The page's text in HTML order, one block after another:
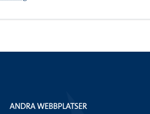
ANDRA WEBBPLATSER